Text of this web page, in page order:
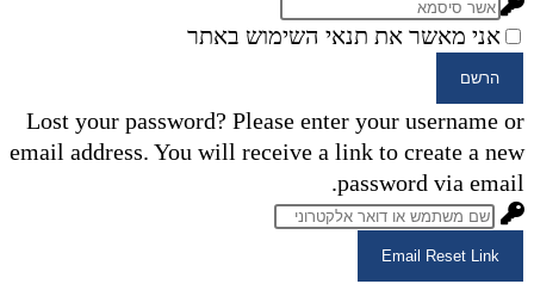
אני מאשר את תנאי השימוש באתר
הרשם
Lost your password? Please enter your username or
email address. You will receive a link to create a new
password via email.
Email Reset Link